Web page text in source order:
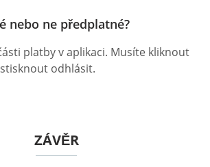
nebo ne předplatné?
platby v aplikaci. Musíte kliknout
odhlásit.
ZÁVĚR